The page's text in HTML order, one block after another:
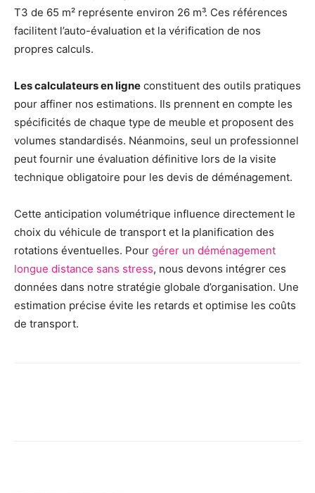
T3 de 65 m² représente environ 26 m³. Ces références
facilitent l’auto-évaluation et la vérification de nos
propres calculs.
Les calculateurs en ligne constituent des outils pratiques
pour affiner nos estimations. Ils prennent en compte les
spécificités de chaque type de meuble et proposent des
volumes standardisés. Néanmoins, seul un professionnel
peut fournir une évaluation définitive lors de la visite
technique obligatoire pour les devis de déménagement.
Cette anticipation volumétrique influence directement le
choix du véhicule de transport et la planification des
rotations éventuelles. Pour gérer un déménagement
longue distance sans stress, nous devons intégrer ces
données dans notre stratégie globale d’organisation. Une
estimation précise évite les retards et optimise les coûts
de transport.